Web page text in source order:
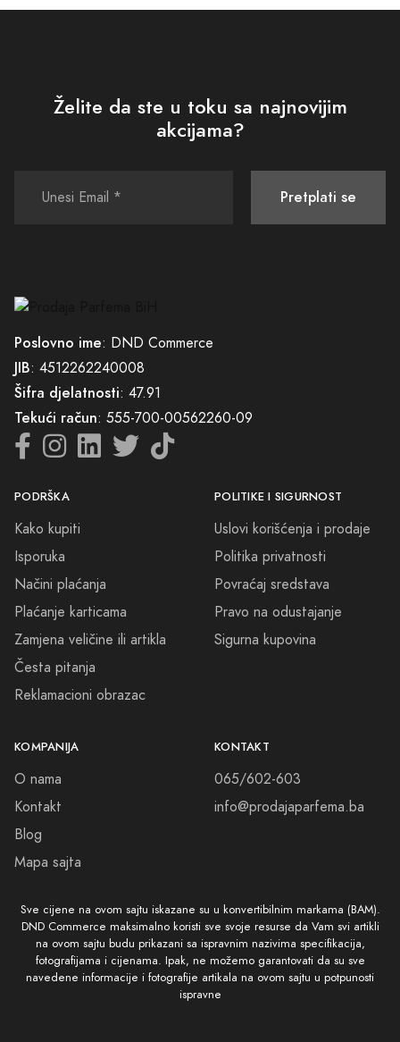
Želite da ste u toku sa najnovijim
akcijama?
Pretplati se
Poslovno ime: DND Commerce
JIB: 4512262240008
Šifra djelatnosti: 47.91
Tekući račun: 555-700-00562260-09
PODRŠKA
Kako kupiti
Isporuka
Načini plaćanja
Plaćanje karticama
Zamjena veličine ili artikla
Česta pitanja
Reklamacioni obrazac
POLITIKE I SIGURNOST
Uslovi korišćenja i prodaje
Politika privatnosti
Povraćaj sredstava
Pravo na odustajanje
Sigurna kupovina
KOMPANIJA
O nama
Kontakt
Blog
Mapa sajta
KONTAKT
065/602-603
info@prodajaparfema.ba
Sve cijene na ovom sajtu iskazane su u konvertibilnim markama (BAM).
DND Commerce maksimalno koristi sve svoje resurse da Vam svi artikli
na ovom sajtu budu prikazani sa ispravnim nazivima specifikacija,
fotografijama i cijenama. Ipak, ne možemo garantovati da su sve
navedene informacije i fotografije artikala na ovom sajtu u potpunosti
ispravne